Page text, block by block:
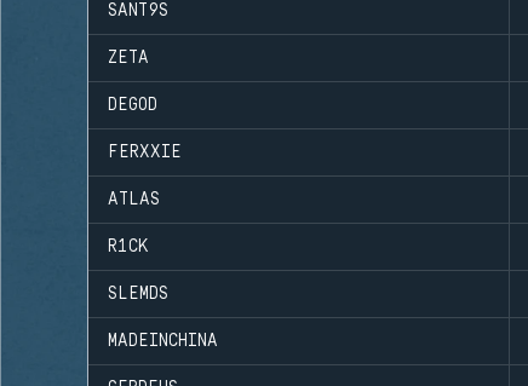
SANT9S
ZETA
DEGOD
FERXXIE
ATLAS
R1CK
SLEMDS
MADEINCHINA